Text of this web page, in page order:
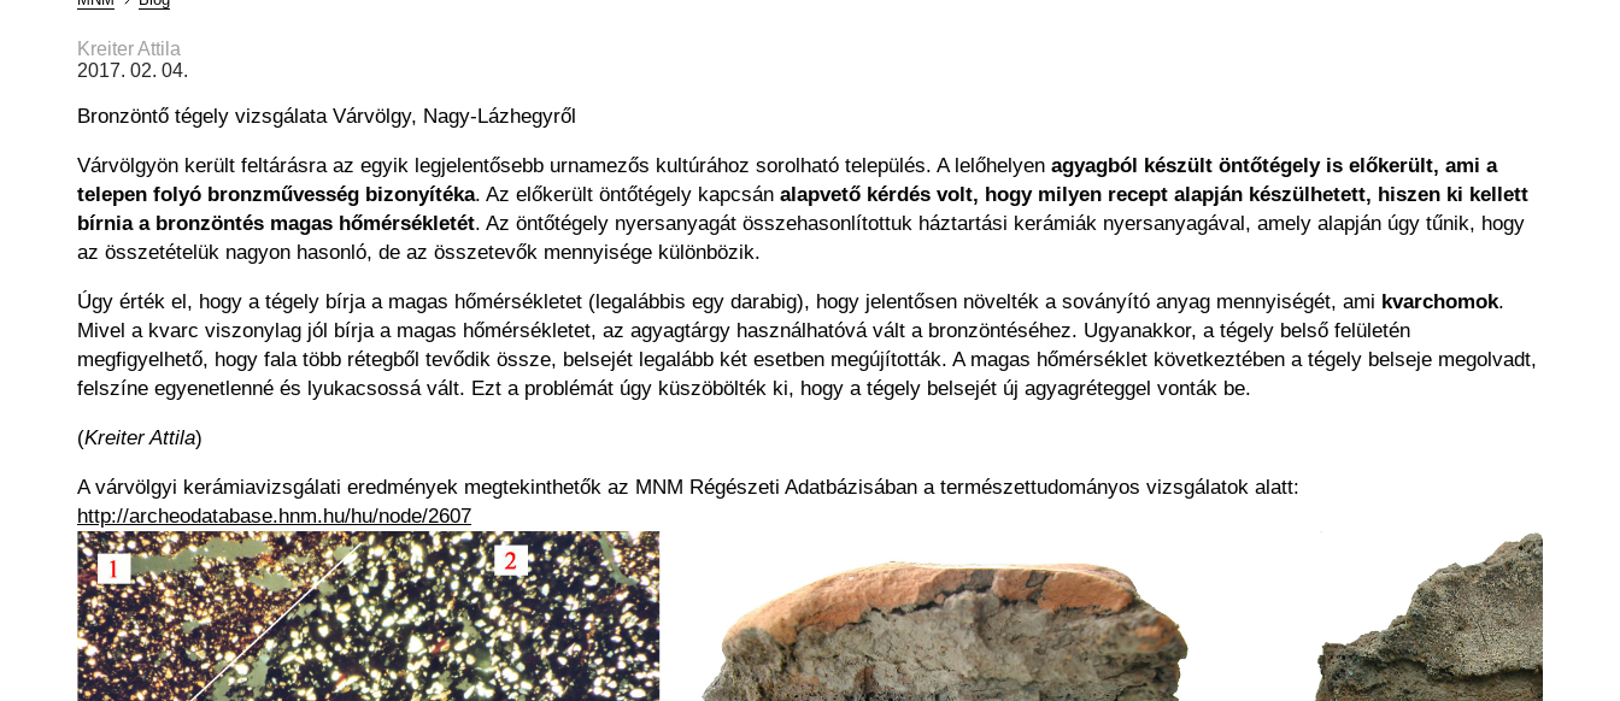
Morzsa
Kreiter Attila
2017. 02. 04.
Bronzöntő tégely vizsgálata Várvölgy, Nagy-Lázhegyről
Várvölgyön került feltárásra az egyik legjelentősebb urnamezős kultúrához sorolható település. A lelőhelyen agyagból készült öntőtégely is előkerült, ami a
telepen folyó bronzművesség bizonyítéka. Az előkerült öntőtégely kapcsán alapvető kérdés volt, hogy milyen recept alapján készülhetett, hiszen ki kellett
bírnia a bronzöntés magas hőmérsékletét. Az öntőtégely nyersanyagát összehasonlítottuk háztartási kerámiák nyersanyagával, amely alapján úgy tűnik, hogy
az összetételük nagyon hasonló, de az összetevők mennyisége különbözik.
Úgy érték el, hogy a tégely bírja a magas hőmérsékletet (legalábbis egy darabig), hogy jelentősen növelték a soványító anyag mennyiségét, ami kvarchomok.
Mivel a kvarc viszonylag jól bírja a magas hőmérsékletet, az agyagtárgy használhatóvá vált a bronzöntéséhez. Ugyanakkor, a tégely belső felületén
megfigyelhető, hogy fala több rétegből tevődik össze, belsejét legalább két esetben megújították. A magas hőmérséklet következtében a tégely belseje megolvadt,
felszíne egyenetlenné és lyukacsossá vált. Ezt a problémát úgy küszöbölték ki, hogy a tégely belsejét új agyagréteggel vonták be.
(Kreiter Attila)
A várvölgyi kerámiavizsgálati eredmények megtekinthetők az MNM Régészeti Adatbázisában a természettudományos vizsgálatok alatt:
http://archeodatabase.hnm.hu/hu/node/2607